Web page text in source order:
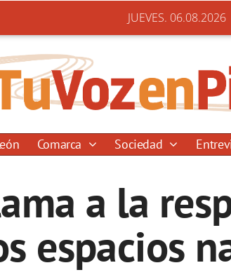
JUEVES. 06.08.2026
Comarca Sociedad
a la
espacios